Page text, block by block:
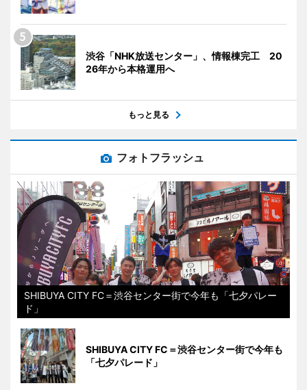
渋谷「NHK放送センター」、情報棟完工 20
26年から本格運用へ
もっと見る
フォトフラッシュ
SHIBUYA CITY FC＝渋谷センター街で今年も「七夕パレー
ド」
SHIBUYA CITY FC＝渋谷センター街で今年も
「七夕パレード」